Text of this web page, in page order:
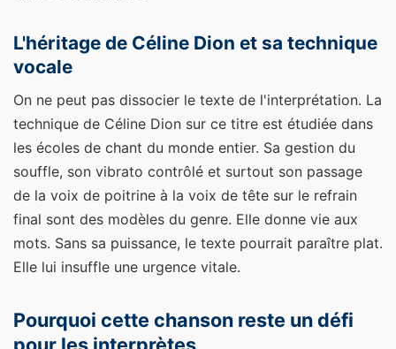
L'héritage de Céline Dion et sa technique
vocale
On ne peut pas dissocier le texte de l'interprétation. La
technique de Céline Dion sur ce titre est étudiée dans
les écoles de chant du monde entier. Sa gestion du
souffle, son vibrato contrôlé et surtout son passage
de la voix de poitrine à la voix de tête sur le refrain
final sont des modèles du genre. Elle donne vie aux
mots. Sans sa puissance, le texte pourrait paraître plat.
Elle lui insuffle une urgence vitale.
Pourquoi cette chanson reste un défi